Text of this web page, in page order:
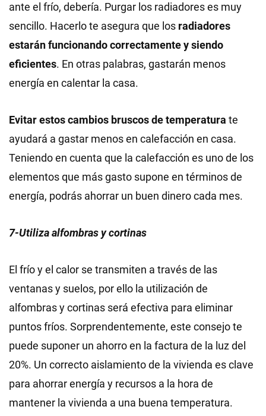
ante el frío, debería. Purgar los radiadores es muy
sencillo. Hacerlo te asegura que los radiadores
estarán funcionando correctamente y siendo
eficientes. En otras palabras, gastarán menos
energía en calentar la casa.
Evitar estos cambios bruscos de temperatura te
ayudará a gastar menos en calefacción en casa.
Teniendo en cuenta que la calefacción es uno de los
elementos que más gasto supone en términos de
energía, podrás ahorrar un buen dinero cada mes.
7-Utiliza alfombras y cortinas
El frío y el calor se transmiten a través de las
ventanas y suelos, por ello la utilización de
alfombras y cortinas será efectiva para eliminar
puntos fríos. Sorprendentemente, este consejo te
puede suponer un ahorro en la factura de la luz del
20%. Un correcto aislamiento de la vivienda es clave
para ahorrar energía y recursos a la hora de
mantener la vivienda a una buena temperatura.